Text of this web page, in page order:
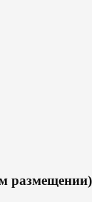
размещении)